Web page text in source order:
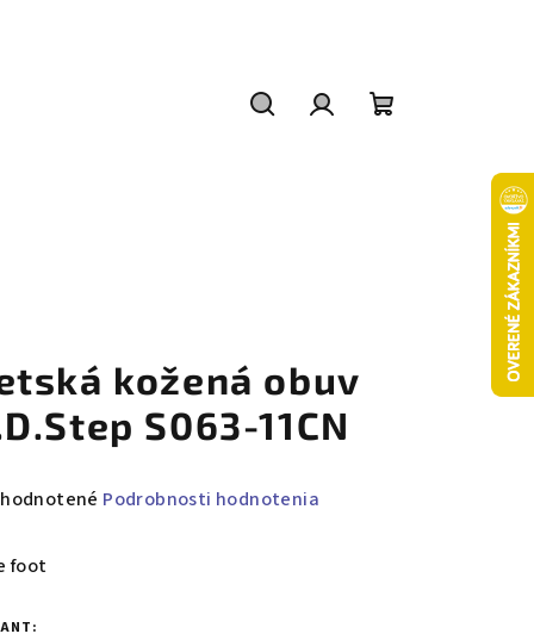
kožená obuv
S063-11CN
Podrobnosti hodnotenia
foot